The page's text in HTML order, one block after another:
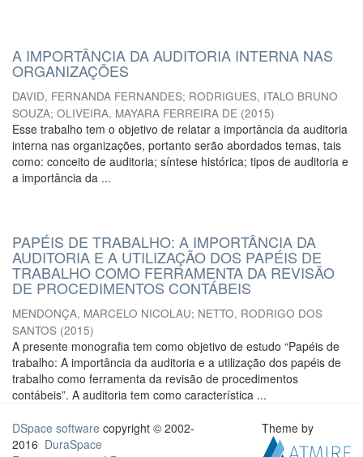
A IMPORTÂNCIA DA AUDITORIA INTERNA NAS
ORGANIZAÇÕES
DAVID, FERNANDA FERNANDES; RODRIGUES, ITALO BRUNO
SOUZA; OLIVEIRA, MAYARA FERREIRA DE (2015)
Esse trabalho tem o objetivo de relatar a importância da auditoria
interna nas organizações, portanto serão abordados temas, tais
como: conceito de auditoria; síntese histórica; tipos de auditoria e
a importância da ...
PAPÉIS DE TRABALHO: A IMPORTÂNCIA DA
AUDITORIA E A UTILIZAÇÃO DOS PAPÉIS DE
TRABALHO COMO FERRAMENTA DA REVISÃO
DE PROCEDIMENTOS CONTÁBEIS
MENDONÇA, MARCELO NICOLAU; NETTO, RODRIGO DOS
SANTOS (2015)
A presente monografia tem como objetivo de estudo “Papéis de
trabalho: A importância da auditoria e a utilização dos papéis de
trabalho como ferramenta da revisão de procedimentos
contábeis”. A auditoria tem como característica ...
DSpace software copyright © 2002-
2016 DuraSpace
Theme by